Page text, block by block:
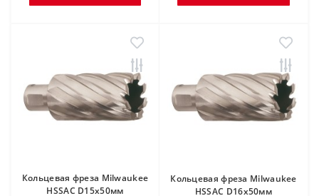
Кольцевая фреза Milwaukee
HSSAC D15х50мм
Кольцевая фреза Milwaukee
HSSAC D16х50мм